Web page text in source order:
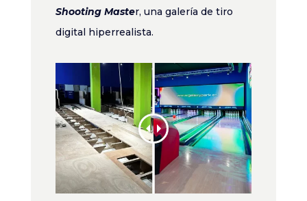
Shooting Master, una galería de tiro
digital hiperrealista.